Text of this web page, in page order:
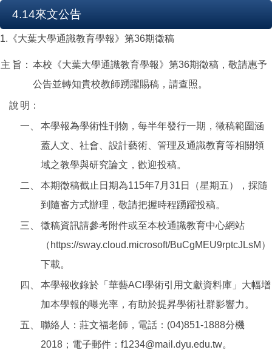
4.14來文公告
1.《大葉大學通識教育學報》第36期徵稿
主 旨： 本校《大葉大學通識教育學報》第36期徵稿，敬請惠予
公告並轉知貴校教師踴躍賜稿，請查照。
說 明：
一、
本學報為學術性刊物，每半年發行一期，徵稿範圍涵
蓋人文、社會、設計藝術、管理及通識教育等相關領
域之教學與研究論文，歡迎投稿。
二、
本期徵稿截止日期為115年7月31日（星期五），採隨
到隨審方式辦理，敬請把握時程踴躍投稿。
三、
徵稿資訊請參考附件或至本校通識教育中心網站
（https://sway.cloud.microsoft/BuCgMEU9rptcJLsM）
下載。
四、
本學報收錄於「華藝ACI學術引用文獻資料庫」大幅增
加本學報的曝光率，有助於提昇學術社群影響力。
五、
聯絡人：莊文福老師，電話：(04)851-1888分機
2018；電子郵件：f1234@mail.dyu.edu.tw。